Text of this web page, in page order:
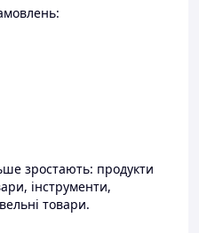
зростають: продукти
інструменти,
товари.